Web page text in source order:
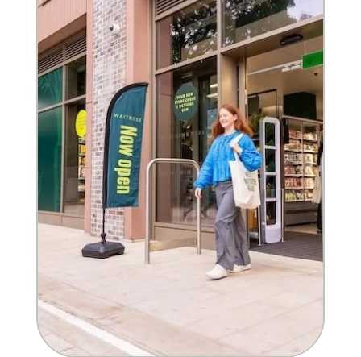
One Water
Entender la próxima legislación
PPWR
SB54
EPR
ESPR
Contacto
Conozca al equipo
Socios
Premios
QR al cuadrado de Polytag